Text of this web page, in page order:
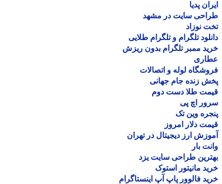
پدیا
سایت در مشهد
نوزاد
تلگرام و تلگرام طلایی
ممبر تلگرام بدون ریزش
لوله و اتصالات
زنده جام جهانی
طلا دست دوم
اچ پی
وین تک
دلار امروز
ارز دیجیتال در تهران
بار
طراحی سایت یزد
مانیتور استوک
فالوور پاپ آپ اینستاگرام